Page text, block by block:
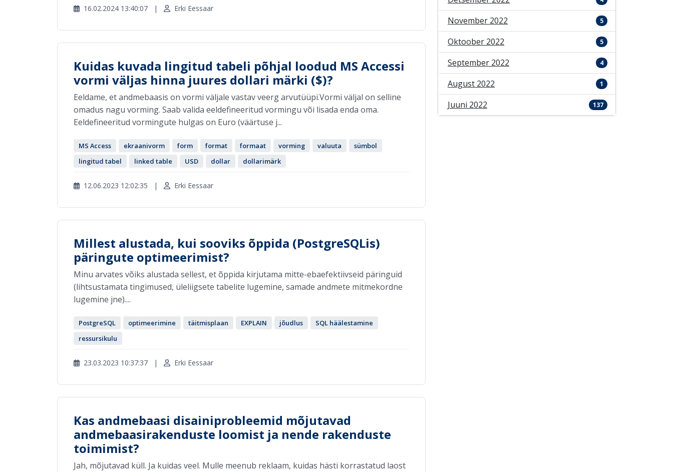
16.02.2024 13:40:07 | Erki Eessaar
Kuidas kuvada lingitud tabeli põhjal loodud MS Accessi
vormi väljas hinna juures dollari märki ($)?
Eeldame, et andmebaasis on vormi väljale vastav veerg arvutüüpi.Vormi väljal on selline
omadus nagu vorming. Saab valida eeldefineeritud vormingu või lisada enda oma.
Eeldefineeritud vormingute hulgas on Euro (väärtuse j...
MS Access ekraanivorm form format formaat vorming valuuta
sümbol
lingitud tabel
linked table USD dollar dollarimärk
12.06.2023 12:02:35 | Erki Eessaar
Millest alustada, kui sooviks õppida (PostgreSQLis)
päringute optimeerimist?
Minu arvates võiks alustada sellest, et õppida kirjutama mitte-ebaefektiivseid päringuid
(lihtsustamata tingimused, üleliigsete tabelite lugemine, samade andmete mitmekordne
lugemine jne)....
PostgreSQL optimeerimine täitmisplaan EXPLAIN jõudlus
SQL häälestamine
ressursikulu
23.03.2023 10:37:37 | Erki Eessaar
Kas andmebaasi disainiprobleemid mõjutavad
andmebaasirakenduste loomist ja nende rakenduste
toimimist?
Jah, mõjutavad küll. Ja kuidas veel. Mulle meenub reklaam, kuidas hästi korrastatud laost
November 2022 5
Oktoober 2022 5
September 2022 4
August 2022 1
Juuni 2022 137